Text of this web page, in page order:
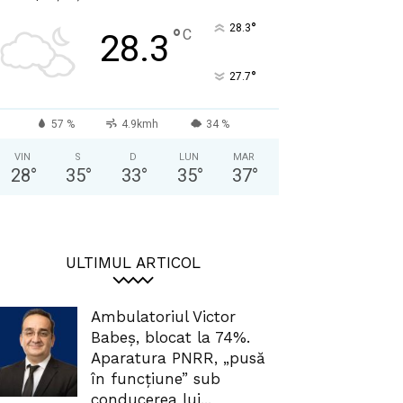
28.3 °C 28.3°
27.7°
57 % 4.9kmh 34 %
VIN
28°
S
35°
D
33°
LUN
35°
MAR
37°
ULTIMUL ARTICOL
Ambulatoriul Victor
Babeș, blocat la 74%.
Aparatura PNRR, „pusă
în funcțiune” sub
conducerea lui...